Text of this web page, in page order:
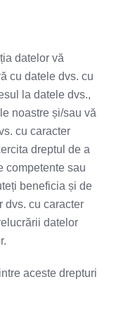
datelor vă
cu datele dvs. cu
la datele dvs.,
noastre și/sau vă
cu caracter
dreptul de a
competente sau
beneficia și de
dvs. cu caracter
datelor
aceste drepturi